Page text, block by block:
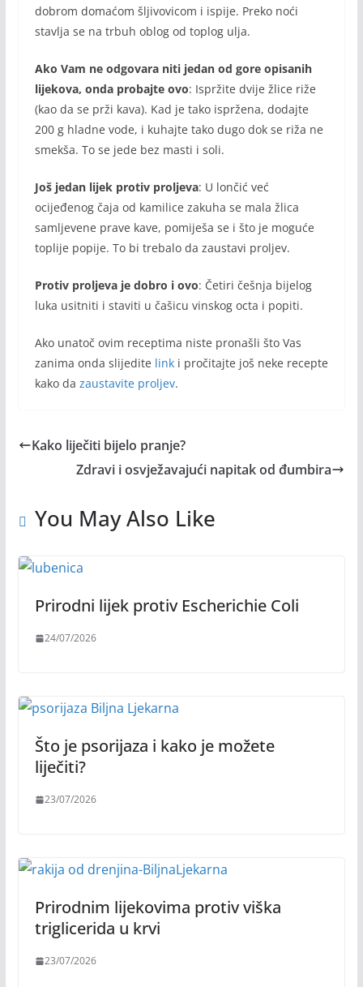
dobrom domaćom šljivovicom i ispije. Preko noći
stavlja se na trbuh oblog od toplog ulja.
Ako Vam ne odgovara niti jedan od gore opisanih
lijekova, onda probajte ovo: Ispržite dvije žlice riže
(kao da se prži kava). Kad je tako ispržena, dodajte
200 g hladne vode, i kuhajte tako dugo dok se riža ne
smekša. To se jede bez masti i soli.
Još jedan lijek protiv proljeva: U lončić već
ocijeđenog čaja od kamilice zakuha se mala žlica
samljevene prave kave, pomiješa se i što je moguće
toplije popije. To bi trebalo da zaustavi proljev.
Protiv proljeva je dobro i ovo: Četiri češnja bijelog
luka usitniti i staviti u čašicu vinskog octa i popiti.
Ako unatoč ovim receptima niste pronašli što Vas
zanima onda slijedite linki pročitajte još neke recepte
kako da zaustavite proljev.
Kako liječiti bijelo pranje?
Zdravi i osvježavajući napitak od đumbira
You May Also Like
Prirodni lijek protiv Escherichie Coli
24/07/2026
Što je psorijaza i kako je možete
liječiti?
23/07/2026
Prirodnim lijekovima protiv viška
triglicerida u krvi
23/07/2026